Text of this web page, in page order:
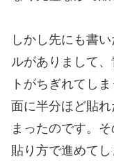
しかし先にも書
ルがありまして
トがちぎれてし
面に半分ほど貼
まったのです。
貼り方で進めて